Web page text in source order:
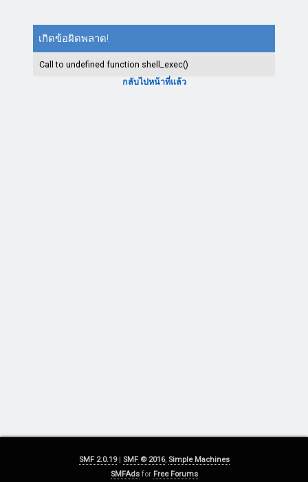
เกิดข้อผิดพลาด!
Call to undefined function shell_exec()
กลับไปหน้าที่แล้ว
SMF 2.0.19| SMF © 2016, Simple Machines
SMFAdsfor Free Forums